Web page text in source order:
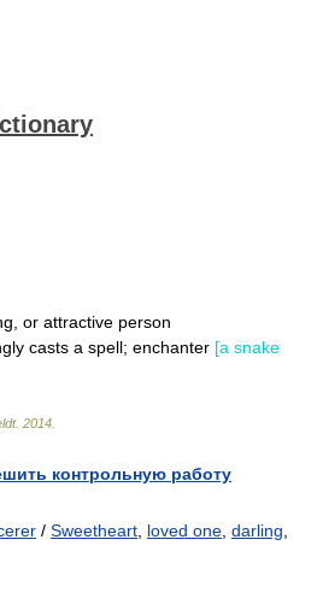
or attractive person
casts a spell; enchanter [a snake
. 2014
контрольную работу
/ Sweetheart loved one darling